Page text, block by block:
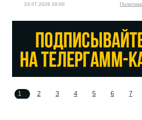
23.07.2026 20:00 Политика
1 2 3 4 5 6 7